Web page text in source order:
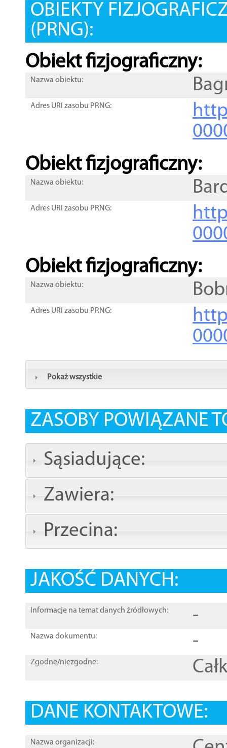
OBIEKTY
(PRNG):
Obiekt fizjograficzny:
Nazwa obiektu:
Adres URI zasobu PRNG:
Obiekt fizjograficzny:
Nazwa obiektu:
Adres URI zasobu PRNG:
Obiekt fizjograficzny:
Nazwa obiektu:
Adres URI zasobu PRNG:
Pokaż wszystkie
ZASOBY POWIĄZANE
Sąsiadujące:
Zawiera:
Przecina:
JAKOŚĆ DANYCH:
Informacje na temat danych źródłowych: -
Nazwa dokumentu: -
Zgodne/niezgodne:
DANE KONTAKTOWE:
Nazwa organizacji: